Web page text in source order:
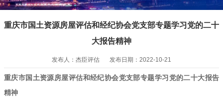
重庆市国土资源房屋评估和经纪协会党支部专题学习党的二十
大报告精神
发布人：杰臣评估 发布日期：2022-10-21
重庆市国土资源房屋评估和经纪协会党支部专题学习党的二十大报告
精神